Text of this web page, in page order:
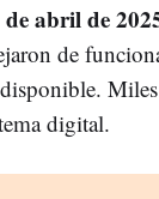
abril de
de
Miles
digital.